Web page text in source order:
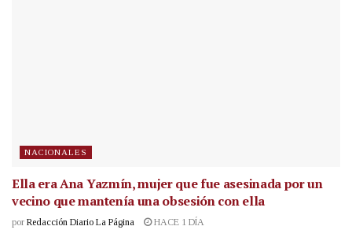
NACIONALES
Ella era Ana Yazmín, mujer que fue asesinada por un
vecino que mantenía una obsesión con ella
por Redacción Diario La Página HACE 1 DÍA